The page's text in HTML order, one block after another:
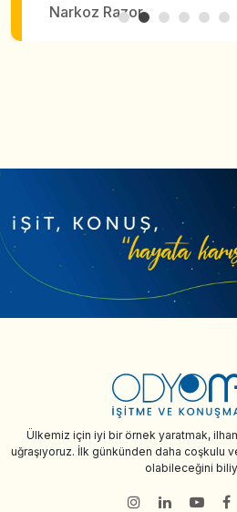
Narkoz Razor
Ülkemiz için iyi bir örnek yaratmak,
uğraşıyoruz. İlk günkünden daha coşkulu
olabileceğini